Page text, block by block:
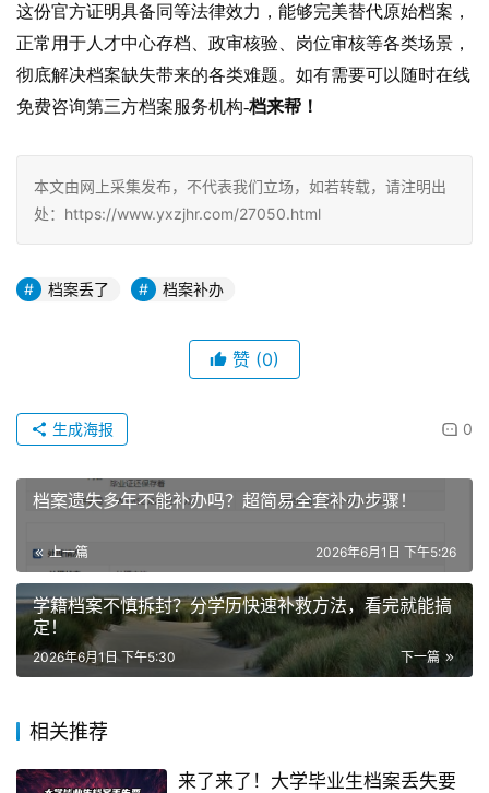
这份官方证明具备同等法律效力，能够完美替代原始档案，
正常用于人才中心存档、政审核验、岗位审核等各类场景，
彻底解决档案缺失带来的各类难题。如有需要可以随时在线
免费咨询第三方档案服务机构-档来帮！
本文由网上采集发布，不代表我们立场，如若转载，请注明出
处：https://www.yxzjhr.com/27050.html
档案丢了 档案补办
赞 (0)
0
生成海报
档案遗失多年不能补办吗？超简易全套补办步骤！
上一篇 2026年6月1日 下午5:26
学籍档案不慎拆封？分学历快速补救方法，看完就能搞
定！
下一篇
2026年6月1日 下午5:30
相关推荐
来了来了！大学毕业生档案丢失要